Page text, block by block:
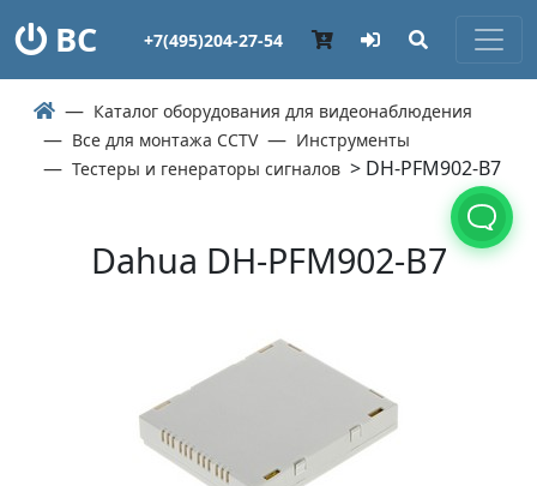
ВС +7(495)204-27-54
Каталог оборудования для видеонаблюдения
Все для монтажа CCTV
Инструменты
Тестеры и генераторы сигналов > DH-PFM902-B7
Dahua DH-PFM902-B7